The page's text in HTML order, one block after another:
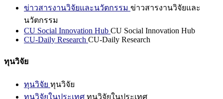
ข่าวสารงานวิจัยและนวัตกรรม ข่าวสารงานวิจัยและ
นวัตกรรม
CU Social Innovation Hub CU Social Innovation Hub
CU-Daily Research CU-Daily Research
ทุนวิจัย
ทุนวิจัย ทุนวิจัย
ทุนวิจัยในประเทศ ทุนวิจัยในประเทศ